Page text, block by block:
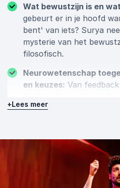
Wat bewustzijn is en
gebeurt er in je hoofd
bent' van iets? Surya
mysterie van het
filosofisch.
Neurowetenschap
en keuzes: Van
zijn in alledaagse situaties.
anders denken:Hoe
overtuiging en
neurologische basis van
+Lees meer